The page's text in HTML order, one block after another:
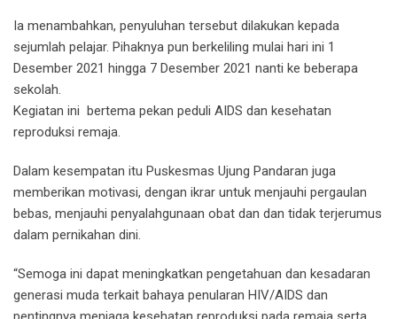
Ia menambahkan, penyuluhan tersebut dilakukan kepada
sejumlah pelajar. Pihaknya pun berkeliling mulai hari ini 1
Desember 2021 hingga 7 Desember 2021 nanti ke beberapa
sekolah.
Kegiatan ini bertema pekan peduli AIDS dan kesehatan
reproduksi remaja.
Dalam kesempatan itu Puskesmas Ujung Pandaran juga
memberikan motivasi, dengan ikrar untuk menjauhi pergaulan
bebas, menjauhi penyalahgunaan obat dan dan tidak terjerumus
dalam pernikahan dini.
“Semoga ini dapat meningkatkan pengetahuan dan kesadaran
generasi muda terkait bahaya penularan HIV/AIDS dan